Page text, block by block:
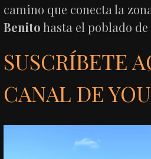
camino que conecta la
Benitohasta el poblado de
SUSCRÍBETE
CANAL DE